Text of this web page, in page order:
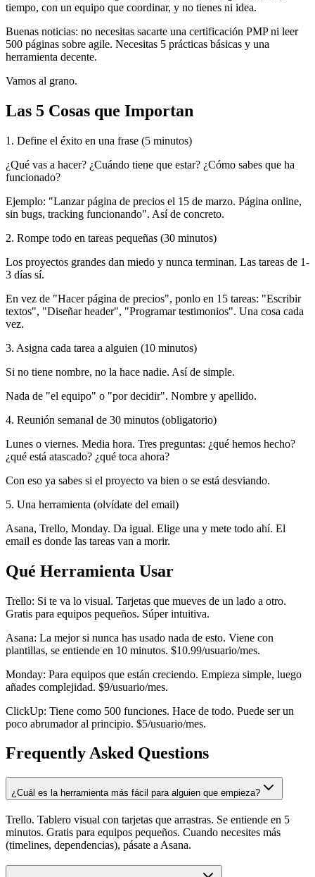
tiempo, con un equipo que coordinar, y no tienes ni idea.
Buenas noticias: no necesitas sacarte una certificación PMP ni leer
500 páginas sobre agile. Necesitas 5 prácticas básicas y una
herramienta decente.
Vamos al grano.
Las 5 Cosas que Importan
1. Define el éxito en una frase (5 minutos)
¿Qué vas a hacer? ¿Cuándo tiene que estar? ¿Cómo sabes que ha
funcionado?
Ejemplo: "Lanzar página de precios el 15 de marzo. Página online,
sin bugs, tracking funcionando". Así de concreto.
2. Rompe todo en tareas pequeñas (30 minutos)
Los proyectos grandes dan miedo y nunca terminan. Las tareas de 1-
3 días sí.
En vez de "Hacer página de precios", ponlo en 15 tareas: "Escribir
textos", "Diseñar header", "Programar testimonios". Una cosa cada
vez.
3. Asigna cada tarea a alguien (10 minutos)
Si no tiene nombre, no la hace nadie. Así de simple.
Nada de "el equipo" o "por decidir". Nombre y apellido.
4. Reunión semanal de 30 minutos (obligatorio)
Lunes o viernes. Media hora. Tres preguntas: ¿qué hemos hecho?
¿qué está atascado? ¿qué toca ahora?
Con eso ya sabes si el proyecto va bien o se está desviando.
5. Una herramienta (olvídate del email)
Asana, Trello, Monday. Da igual. Elige una y mete todo ahí. El
email es donde las tareas van a morir.
Qué Herramienta Usar
Trello: Si te va lo visual. Tarjetas que mueves de un lado a otro.
Gratis para equipos pequeños. Súper intuitiva.
Asana: La mejor si nunca has usado nada de esto. Viene con
plantillas, se entiende en 10 minutos. $10.99/usuario/mes.
Monday: Para equipos que están creciendo. Empieza simple, luego
añades complejidad. $9/usuario/mes.
ClickUp: Tiene como 500 funciones. Hace de todo. Puede ser un
poco abrumador al principio. $5/usuario/mes.
Frequently Asked Questions
¿Cuál es la herramienta más fácil para alguien que empieza?
Trello. Tablero visual con tarjetas que arrastras. Se entiende en 5
minutos. Gratis para equipos pequeños. Cuando necesites más
(timelines, dependencias), pásate a Asana.